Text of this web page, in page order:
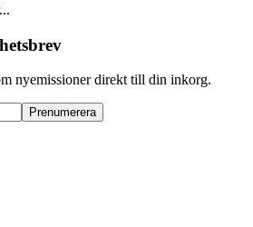
nyemissioner direkt till din inkorg.
Prenumerera